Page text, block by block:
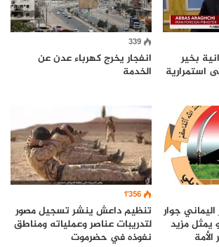
بخير
استمرارية
339
انفجار يخرج كهرباء عدن عن
الخدمة
جوار
يمثل مزيد
1٬356
تنظيم داعش ينشر تسجيل مصور
لتدريبات عناصر وعملياته ومناطق
نفوذه في حضرموت